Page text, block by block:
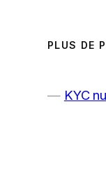
PLUS DE
KYC